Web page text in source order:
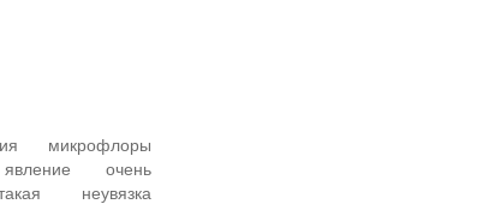
микрофлоры
очень
неувязка